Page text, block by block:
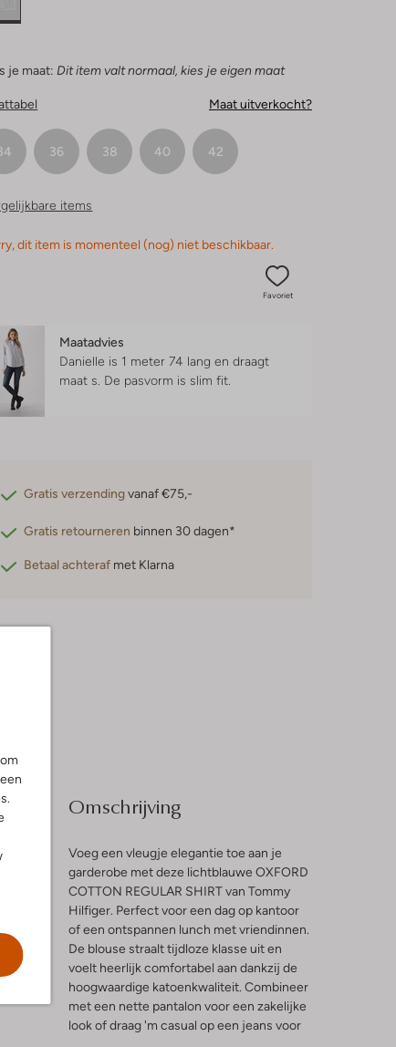
je maat: Dit item valt normaal, kies je eigen maat
Maat uitverkocht?
36 38 40 42
items
dit item is momenteel (nog) niet beschikbaar.
Favoriet
Maatadvies
Danielle is 1 meter 74 lang en draagt
maat s. De pasvorm is slim fit
Gratis verzendingvanaf €75,-
Gratis retourneren binnen 30 dagen*
Betaal achteraf met Klarna
Omschrijving
Voeg een vleugje elegantie toe aan je
garderobe met deze lichtblauwe OXFORD
COTTON REGULAR SHIRT van Tommy
Hilfiger. Perfect voor een dag op kantoor
of een ontspannen lunch met vriendinnen.
De blouse straalt tijdloze klasse uit en
voelt heerlijk comfortabel aan dankzij de
hoogwaardige katoenkwaliteit. Combineer
met een nette pantalon voor een zakelijke
look of draag 'm casual op een jeans voor